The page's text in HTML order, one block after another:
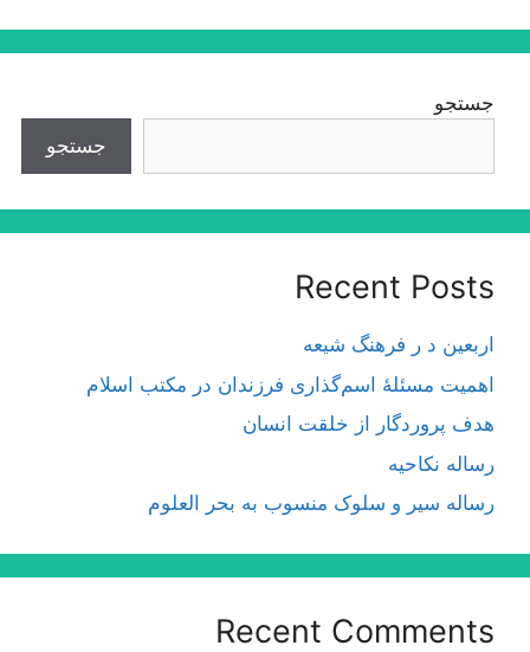
جستجو
جستجو
Recent Posts
اربعین د ر فرهنگ شیعه
اهمیت مسئلۀ اسم‌گذارى فرزندان در مكتب اسلام
هدف پروردگار از خلقت انسان
رساله نکاحیه
رساله سیر و سلوک منسوب به بحر العلوم
Recent Comments